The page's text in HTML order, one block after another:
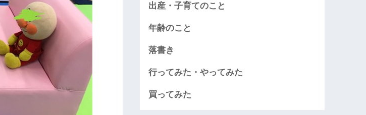
出産・子育てのこと
年齢のこと
落書き
行ってみた・やってみた
買ってみた